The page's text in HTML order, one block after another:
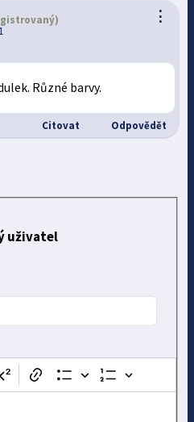
⋮
Různé barvy.
Citovat Odpovědět
uživatel